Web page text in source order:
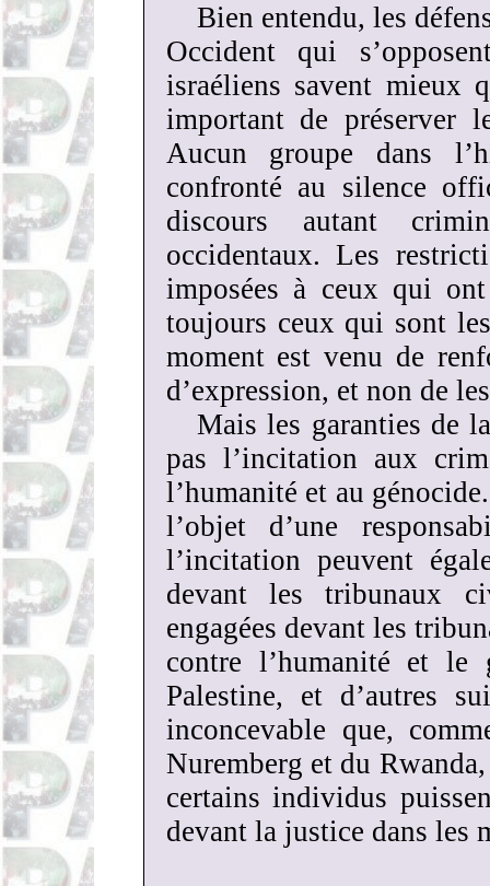
Bien entendu, les
Occident qui
israéliens savent mieux
important de préserver
Aucun groupe dans
confronté au silence
discours autant
occidentaux. Les
imposées à ceux qui
toujours ceux qui sont
moment est venu de
d’expression, et non de
Mais les garanties de
pas l’incitation aux
l’humanité et au
l’objet d’une
l’incitation peuvent
devant les tribunaux
engagées devant les
contre l’humanité et le
Palestine, et d’autres
inconcevable que,
Nuremberg et du
certains individus
devant la justice dans les